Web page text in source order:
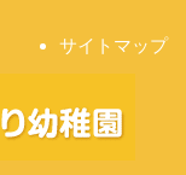
サイトマップ